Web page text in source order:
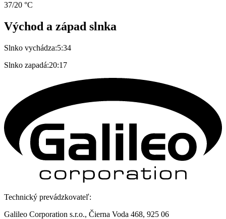
37/20 °C
Východ a západ slnka
Slnko vychádza:5:34
Slnko zapadá:20:17
Technický prevádzkovateľ:
Galileo Corporation s.r.o., Čierna Voda 468, 925 06